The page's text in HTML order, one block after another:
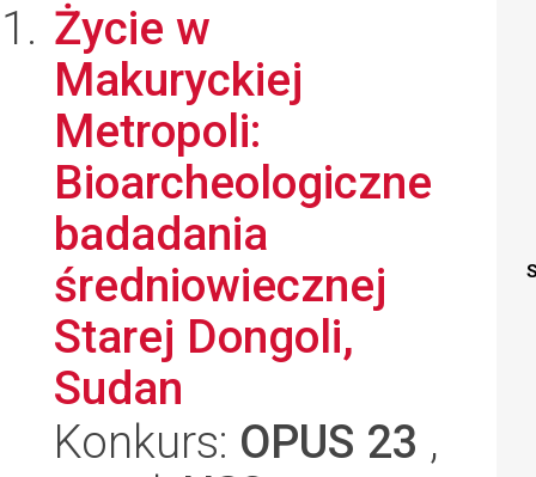
Życie w
Makuryckiej
Metropoli:
Bioarcheologiczne
badadania
średniowiecznej
Starej Dongoli,
Sudan
Konkurs: OPUS 23 ,